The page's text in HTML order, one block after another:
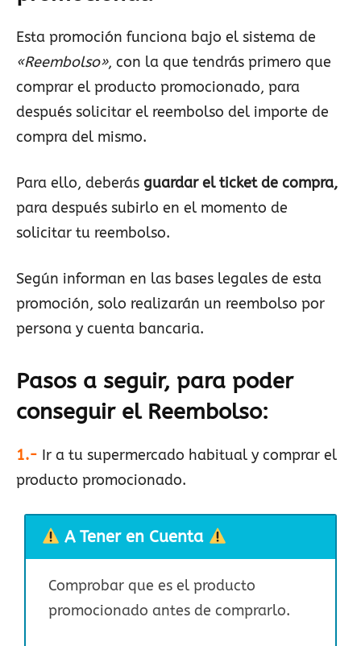
Esta promoción funciona bajo el sistema de
«Reembolso», con la que tendrás primero que
comprar el producto promocionado, para
después solicitar el reembolso del importe de
compra del mismo.
Para ello, deberás guardar el ticket de compra,
para después subirlo en el momento de
solicitar tu reembolso.
Según informan en las bases legales de esta
promoción, solo realizarán un reembolso por
persona y cuenta bancaria.
Pasos a seguir, para poder
conseguir el Reembolso:
1.- Ir a tu supermercado habitual y comprar el
producto promocionado.
A Tener en Cuenta
Comprobar que es el producto
promocionado antes de comprarlo.